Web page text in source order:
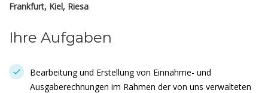
Frankfurt, Kiel, Riesa
Ihre Aufgaben
Bearbeitung und Erstellung von Einnahme- und
Ausgaberechnungen im Rahmen der von uns verwalteten